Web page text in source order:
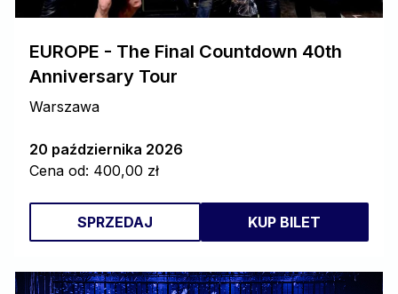
EUROPE - The Final Countdown 40th
Anniversary Tour
Warszawa
20 października 2026
Cena od: 400,00 zł
SPRZEDAJ KUP BILET